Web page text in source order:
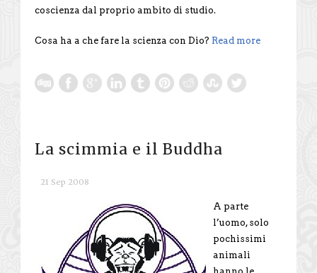
coscienza dal proprio ambito di studio.
Cosa ha a che fare la scienza con Dio? Read more
La scimmia e il Buddha
21 Sep 2008
A parte
l’uomo, solo
pochissimi
animali